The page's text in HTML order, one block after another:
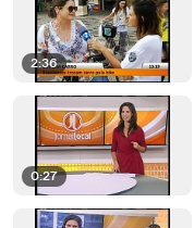
2:36
0:27